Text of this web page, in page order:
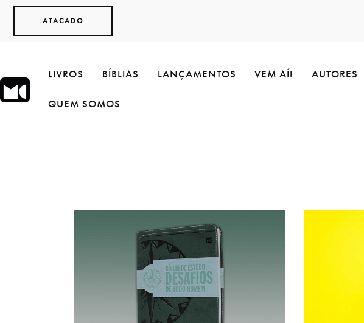
ATACADO
LIVROS BÍBLIAS LANÇAMENTOS VEM AÍ! AUTORES
QUEM SOMOS